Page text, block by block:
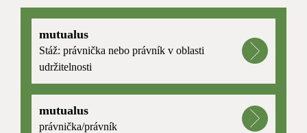
mutualus
Stáž: právnička nebo právník v oblasti
udržitelnosti
mutualus
právnička/právník